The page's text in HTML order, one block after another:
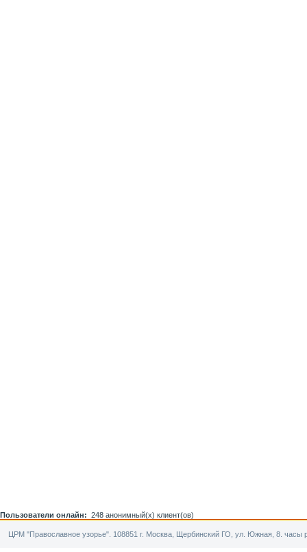
Пользователи онлайн: 248 анонимный(х) клиент(ов)
ЦРМ "Православное узорье". 108851 г. Москва, Щербинский ГО, ул. Южная, 8. часы